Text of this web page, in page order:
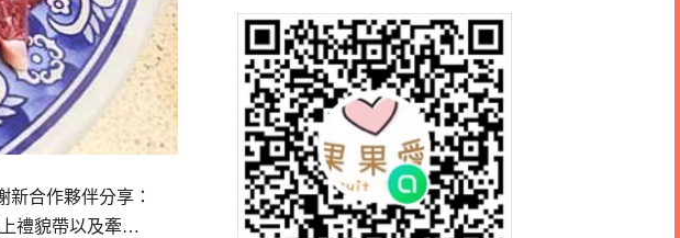
合作夥伴分享：
禮貌帶以及牽…